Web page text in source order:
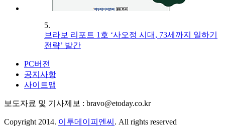
5.
브라보 리포트 1호 ‘사오정 시대, 73세까지 일하기
전략’ 발간
PC버전
공지사항
사이트맵
보도자료 및 기사제보 : bravo@etoday.co.kr
Copyright 2014. 이투데이피엔씨 . All rights reserved